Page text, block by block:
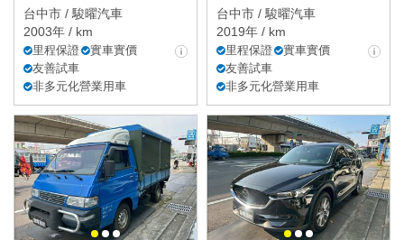
台中市 /駿曜汽車
2003年 / km
里程保證
實車實價
友善試車
非多元化營業用車
台中市 /駿曜汽車
2019年 / km
里程保證
實車實價
友善試車
非多元化營業用車